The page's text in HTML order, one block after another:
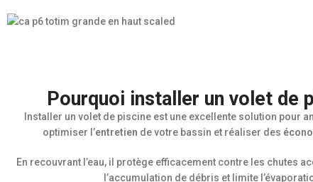
Pourquoi installer un volet de
Installer un volet de piscine est une excellente solution pour
optimiser l’entretien de votre bassin et réaliser des
En recouvrant l’eau, il protège efficacement contre les chutes
l’accumulation de débris et limite